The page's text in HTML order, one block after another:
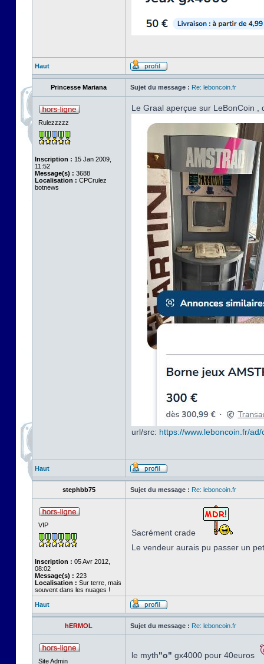
Haut
Princesse Mariana Sujet du message : Re: leboncoin.fr
Rulezzzzz
Inscription : 15 Jan 2009,
11:52
Message(s) : 3688
Localisation : CPCrulez
botnews
Le Graal aperçue sur LeBonCoin
url/src: https://www.leboncoin.fr/
Haut
stephbb75 Sujet du message : Re: leboncoin.fr
VIP
Inscription : 05 Avr 2012,
08:02
Message(s) : 223
Localisation : Sur terre, mais
souvent dans les nuages !
Sacrément crade
Le vendeur aurais pu passer un
Haut
hERMOL Sujet du message : Re: leboncoin.fr
Site Admin
le myth"o" gx4000 pour 40euros